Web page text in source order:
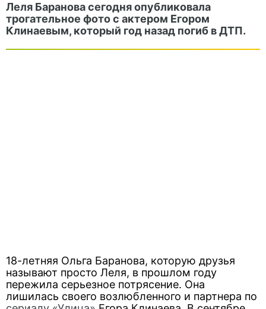
Леля Баранова сегодня опубликовала
трогательное фото с актером Егором
Клинаевым, который год назад погиб в ДТП.
18-летняя Ольга Баранова, которую друзья
называют просто Леля, в прошлом году
пережила серьезное потрясение. Она
лишилась своего возлюбленного и партнера по